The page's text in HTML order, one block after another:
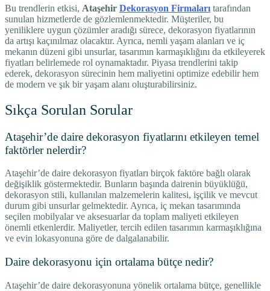
Bu trendlerin etkisi, Ataşehir Dekorasyon Firmaları tarafından
sunulan hizmetlerde de gözlemlenmektedir. Müşteriler, bu
yeniliklere uygun çözümler aradığı sürece, dekorasyon fiyatlarının
da artışı kaçınılmaz olacaktır. Ayrıca, nemli yaşam alanları ve iç
mekanın düzeni gibi unsurlar, tasarımın karmaşıklığını da etkileyerek
fiyatları belirlemede rol oynamaktadır. Piyasa trendlerini takip
ederek, dekorasyon sürecinin hem maliyetini optimize edebilir hem
de modern ve şık bir yaşam alanı oluşturabilirsiniz.
Sıkça Sorulan Sorular
Ataşehir’de daire dekorasyon fiyatlarını etkileyen temel
faktörler nelerdir?
Ataşehir’de daire dekorasyon fiyatları birçok faktöre bağlı olarak
değişiklik göstermektedir. Bunların başında dairenin büyüklüğü,
dekorasyon stili, kullanılan malzemelerin kalitesi, işçilik ve mevcut
durum gibi unsurlar gelmektedir. Ayrıca, iç mekan tasarımında
seçilen mobilyalar ve aksesuarlar da toplam maliyeti etkileyen
önemli etkenlerdir. Maliyetler, tercih edilen tasarımın karmaşıklığına
ve evin lokasyonuna göre de dalgalanabilir.
Daire dekorasyonu için ortalama bütçe nedir?
Ataşehir’de daire dekorasyonuna yönelik ortalama bütçe, genellikle